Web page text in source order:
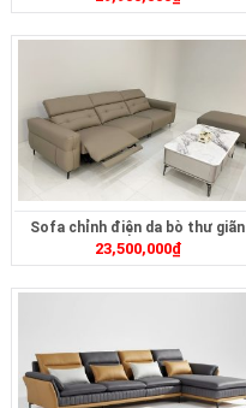
Sofa chỉnh điện da bò thư giãn
ZT2622
23,500,000₫